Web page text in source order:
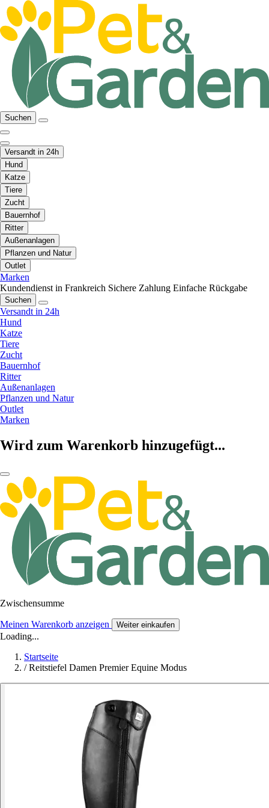
Suchen
Versandt in 24h
Hund
Katze
Tiere
Zucht
Bauernhof
Ritter
Außenanlagen
Pflanzen und Natur
Outlet
Marken
Kundendienst in Frankreich Sichere Zahlung Einfache Rückgabe
Suchen
Versandt in 24h
Hund
Katze
Tiere
Zucht
Bauernhof
Ritter
Außenanlagen
Pflanzen und Natur
Outlet
Marken
Wird zum Warenkorb hinzugefügt...
Zwischensumme
Meinen Warenkorb anzeigen Weiter einkaufen
Loading...
Startseite
/ Reitstiefel Damen Premier Equine Modus